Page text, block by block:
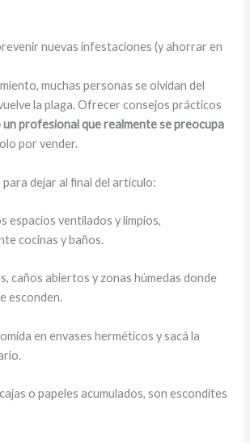
nuevas infestaciones (y ahorrar en
muchas personas se olvidan del
la plaga. Ofrecer consejos prácticos
profesional que realmente se preocupa
por vender.
dejar al final del artículo:
espacios ventilados y limpios,
cocinas y baños.
caños abiertos y zonas húmedas donde
esconden.
en envases herméticos y sacá la
o papeles acumulados, son escondites